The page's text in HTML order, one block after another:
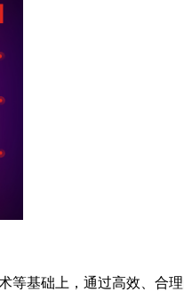
等基础上，通过高效、合